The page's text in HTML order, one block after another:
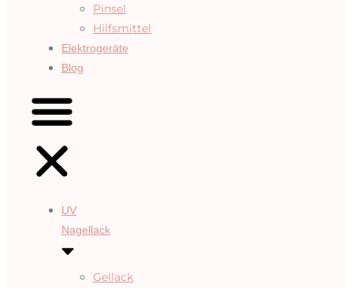
Pinsel
Hilfsmittel
Elektrogeräte
Blog
UV
Nagellack
Gellack